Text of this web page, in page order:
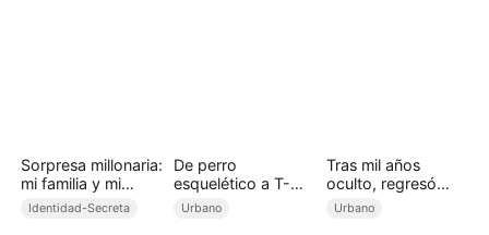
Sorpresa millonaria:
mi familia y mi
esposa son
Identidad-Secreta
De perro
esquelético a T-
Rex: la venganza
Urbano
Tras mil años
oculto, regresó
para reinar
Urbano